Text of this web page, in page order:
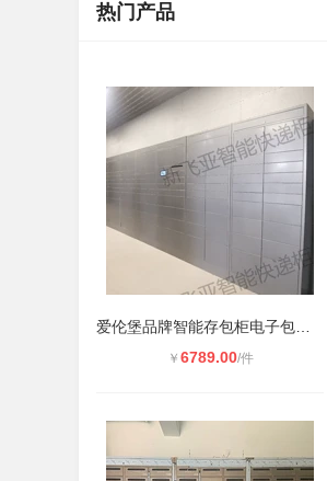
热门产品
￥ 6789.00/件